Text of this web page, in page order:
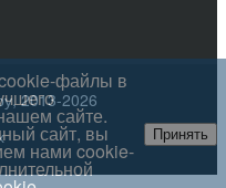
2013-2026
файлы в
сайте.
сайт, вы
нами cookie-
Принять